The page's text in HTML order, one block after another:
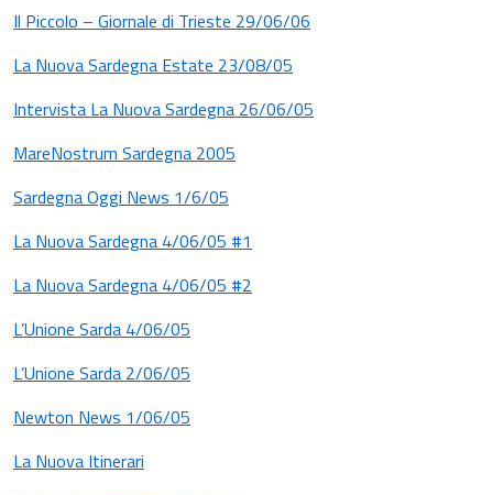
Il Piccolo – Giornale di Trieste 29/06/06
La Nuova Sardegna Estate 23/08/05
Intervista La Nuova Sardegna 26/06/05
MareNostrum Sardegna 2005
Sardegna Oggi News 1/6/05
La Nuova Sardegna 4/06/05 #1
La Nuova Sardegna 4/06/05 #2
L’Unione Sarda 4/06/05
L’Unione Sarda 2/06/05
Newton News 1/06/05
La Nuova Itinerari